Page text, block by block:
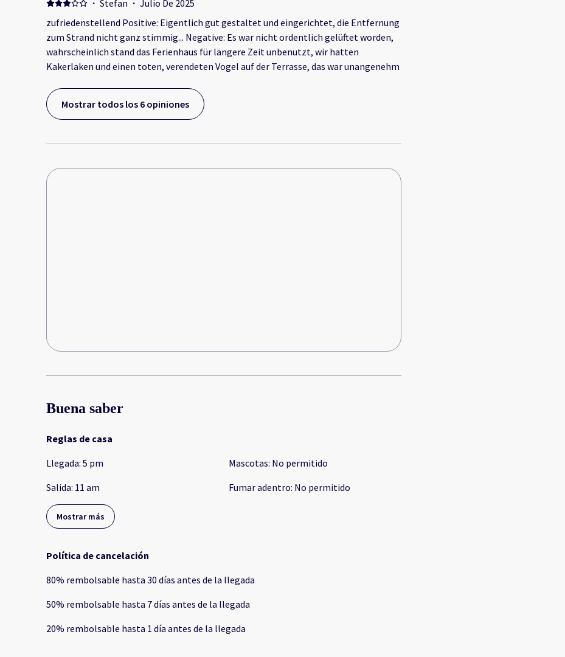
· Stefan · Julio De 2025
zufriedenstellend Positive: Eigentlich gut gestaltet und eingerichtet, die Entfernung
zum Strand nicht ganz stimmig... Negative: Es war nicht ordentlich gelüftet worden,
wahrscheinlich stand das Ferienhaus für längere Zeit unbenutzt, wir hatten
Kakerlaken und einen toten, verendeten Vogel auf der Terrasse, das war unangenehm
Mostrar todos los 6 opiniones
Buena saber
Reglas de casa
Llegada: 5 pm
Salida: 11 am
Mascotas: No permitido
Fumar adentro: No permitido
Mostrar más
Política de cancelación
80% rembolsable hasta 30 días antes de la llegada
50% rembolsable hasta 7 días antes de la llegada
20% rembolsable hasta 1 día antes de la llegada